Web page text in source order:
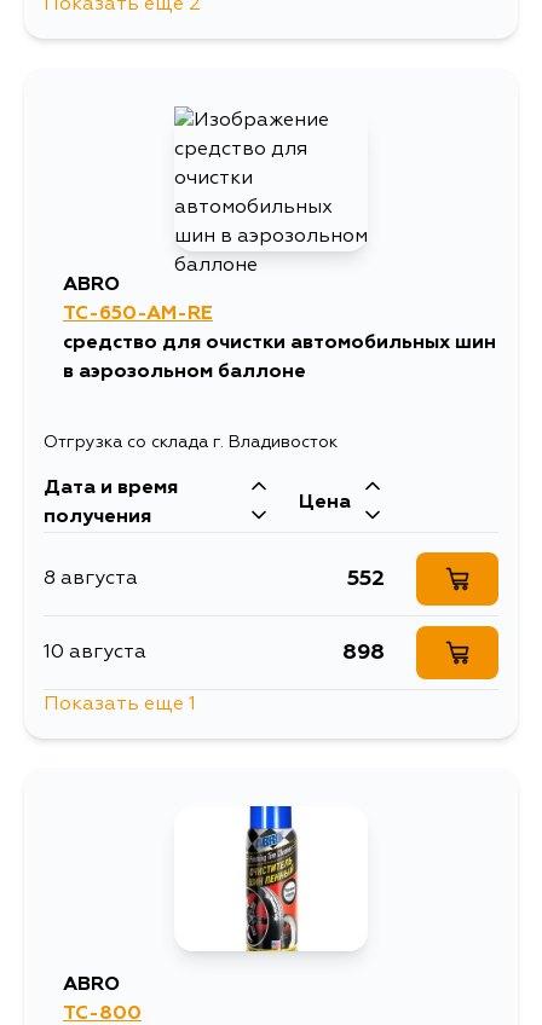
Показать еще 2
ABRO
TC-650-AM-RE
средство для очистки автомобильных шин
в аэрозольном баллоне
Отгрузка со склада г. Владивосток
Дата и время
получения
Цена
8 августа 552
10 августа 898
Показать еще 1
ABRO
TC-800